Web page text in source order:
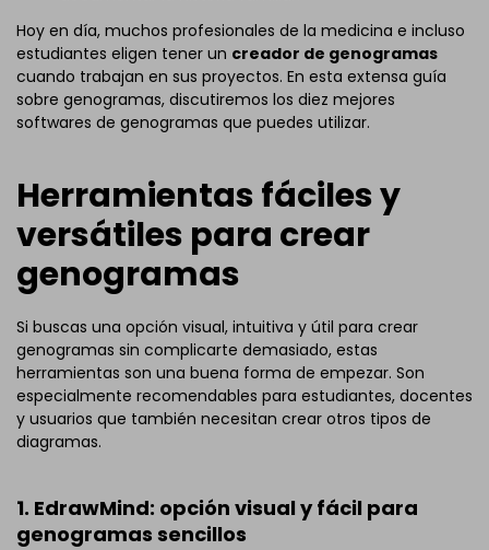
Hoy en día, muchos profesionales de la medicina e incluso
estudiantes eligen tener un creador de genogramas
cuando trabajan en sus proyectos. En esta extensa guía
sobre genogramas, discutiremos los diez mejores
softwares de genogramas que puedes utilizar.
Herramientas fáciles y
versátiles para crear
genogramas
Si buscas una opción visual, intuitiva y útil para crear
genogramas sin complicarte demasiado, estas
herramientas son una buena forma de empezar. Son
especialmente recomendables para estudiantes, docentes
y usuarios que también necesitan crear otros tipos de
diagramas.
1. EdrawMind: opción visual y fácil para
genogramas sencillos